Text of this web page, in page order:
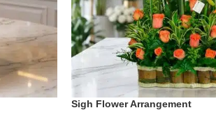
Sigh Flower Arrangement